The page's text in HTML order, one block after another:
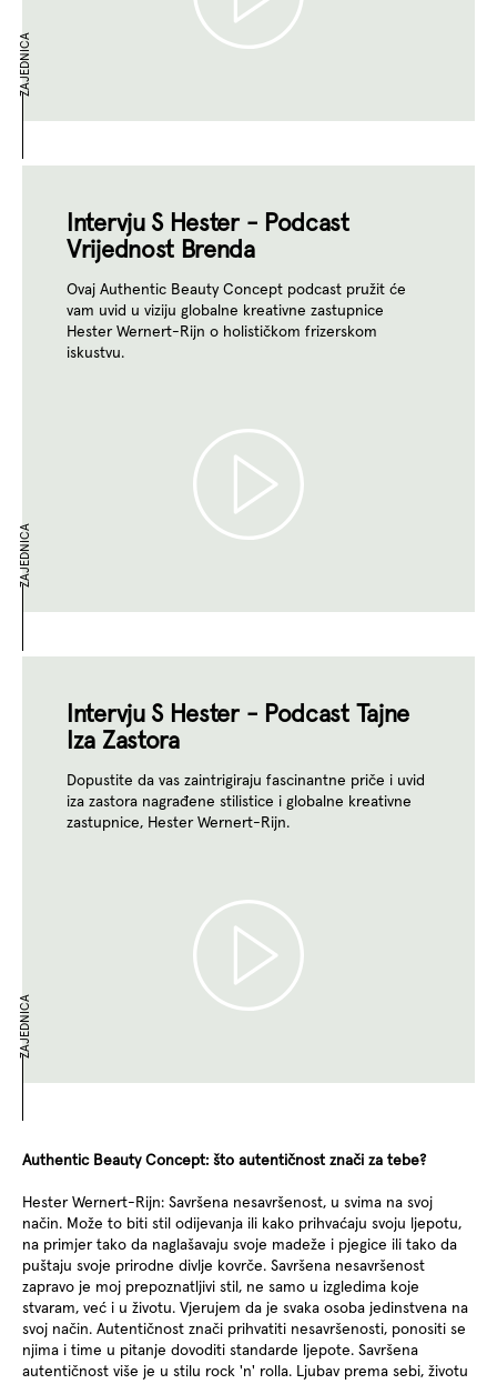
ZAJEDNICA
Intervju S Hester - Podcast
Vrijednost Brenda
Ovaj Authentic Beauty Concept podcast pružit će
vam uvid u viziju globalne kreativne zastupnice
Hester Wernert-Rijn o holističkom frizerskom
iskustvu.
ZAJEDNICA
Intervju S Hester - Podcast Tajne
Iza Zastora
Dopustite da vas zaintrigiraju fascinantne priče i uvid
iza zastora nagrađene stilistice i globalne kreativne
zastupnice, Hester Wernert-Rijn.
ZAJEDNICA
Authentic Beauty Concept: što autentičnost znači za tebe?
Hester Wernert-Rijn: Savršena nesavršenost, u svima na svoj
način. Može to biti stil odijevanja ili kako prihvaćaju svoju ljepotu,
na primjer tako da naglašavaju svoje madeže i pjegice ili tako da
puštaju svoje prirodne divlje kovrče. Savršena nesavršenost
zapravo je moj prepoznatljivi stil, ne samo u izgledima koje
stvaram, već i u životu. Vjerujem da je svaka osoba jedinstvena na
svoj način. Autentičnost znači prihvatiti nesavršenosti, ponositi se
njima i time u pitanje dovoditi standarde ljepote. Savršena
autentičnost više je u stilu rock 'n' rolla. Ljubav prema sebi, životu